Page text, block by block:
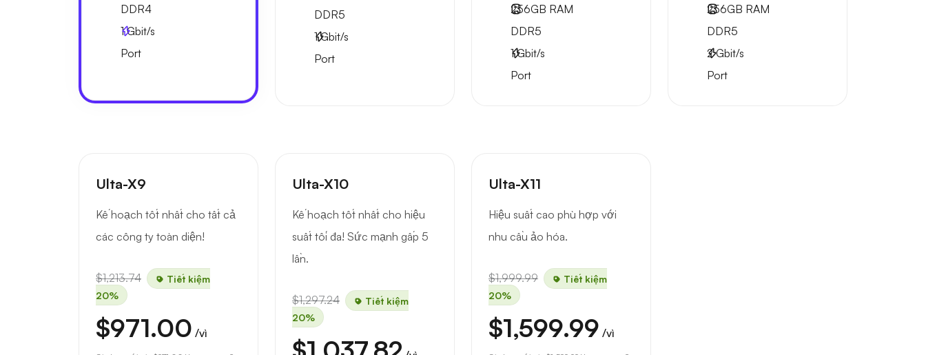
DDR4
1Gbit/s
Port
DDR5
1Gbit/s
Port
256GB RAM
DDR5
1Gbit/s
Port
256GB RAM
DDR5
2Gbit/s
Port
Ulta-X9
Kế hoạch tốt nhất cho tất cả
các công ty toàn diện!
$1,213.74
Tiết kiệm
20%
$971.00 /vì
Ulta-X10
Kế hoạch tốt nhất cho hiệu
suất tối đa! Sức mạnh gấp 5
lần.
$1,297.24
Tiết kiệm
20%
Ulta-X11
Hiệu suất cao phù hợp với
nhu cầu ảo hóa.
$1,999.99
Tiết kiệm
20%
$1,599.99 /vì